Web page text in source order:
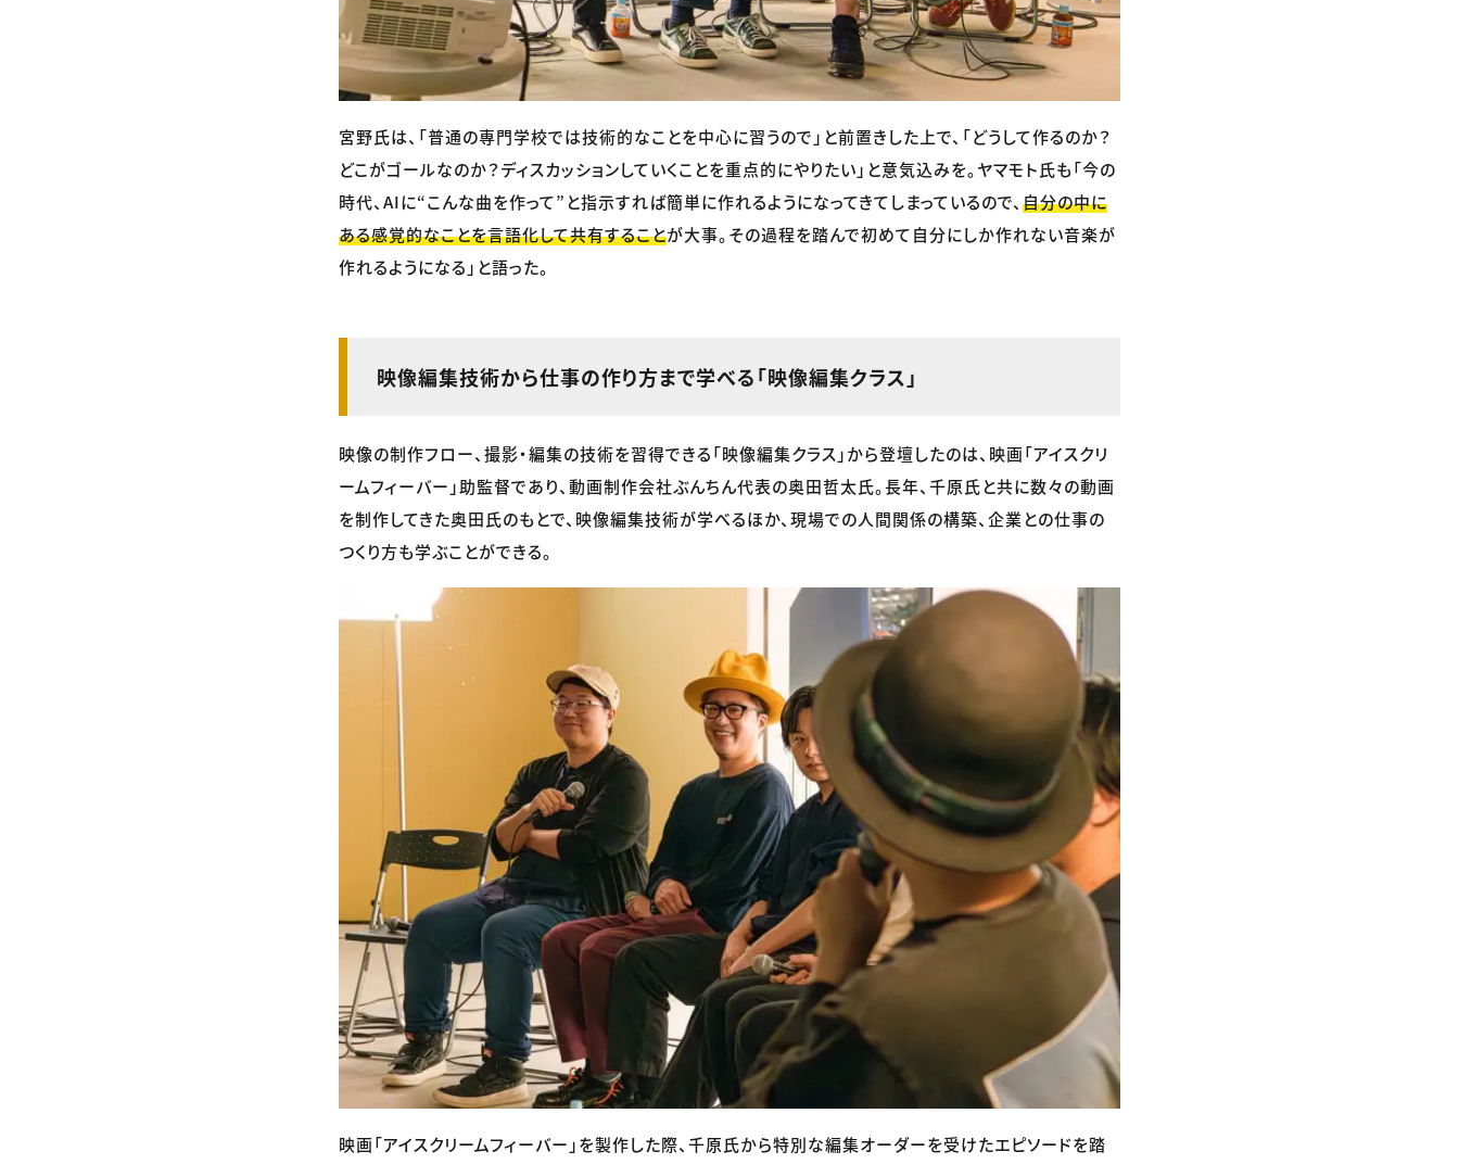
宮野氏は、「普通の専門学校では技術的なことを中心に習うので」と前置きした上で、「どうして作るのか？
どこがゴールなのか？ディスカッションしていくことを重点的にやりたい」と意気込みを。ヤマモト氏も「今の
時代、AIに“こんな曲を作って”と指示すれば簡単に作れるようになってきてしまっているので、 自分の中に
ある感覚的なことを言語化して共有することが大事。その過程を踏んで初めて自分にしか作れない音楽が
作れるようになる」と語った。
映像編集技術から仕事の作り方まで学べる「映像編集クラス」
映像の制作フロー、撮影・編集の技術を習得できる「映像編集クラス」から登壇したのは、映画「アイスクリ
ームフィーバー」助監督であり、動画制作会社ぶんちん代表の奥田哲太氏。長年、千原氏と共に数々の動画
を制作してきた奥田氏のもとで、映像編集技術が学べるほか、現場での人間関係の構築、企業との仕事の
つくり方も学ぶことができる。
映画「アイスクリームフィーバー」を製作した際、千原氏から特別な編集オーダーを受けたエピソードを踏